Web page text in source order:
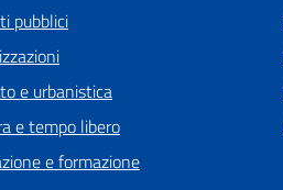
pubblici
e urbanistica
e tempo libero
e formazione